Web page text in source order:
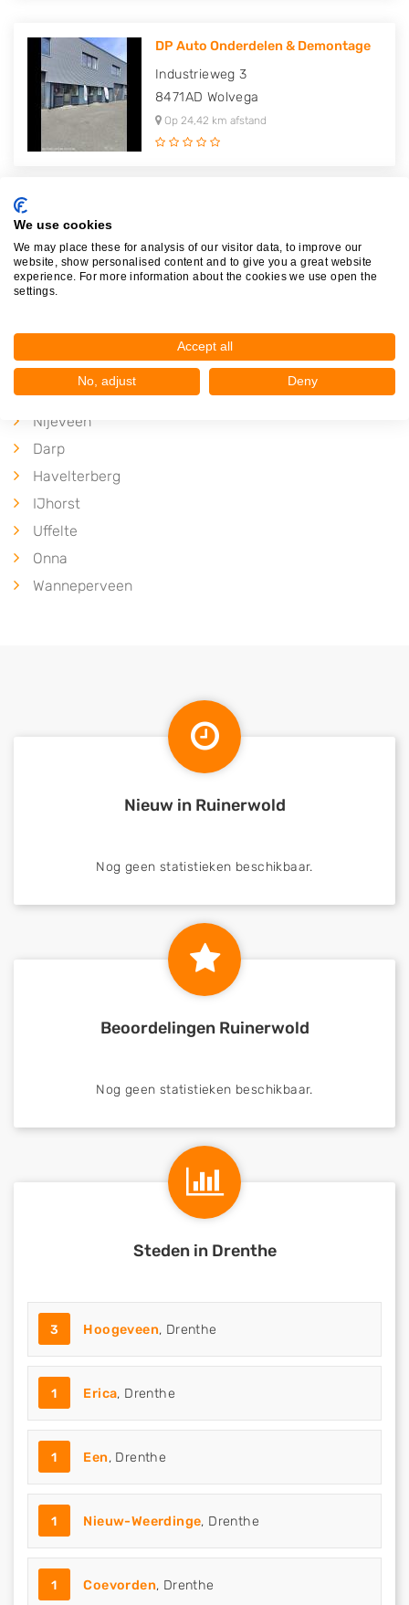
DP Auto Onderdelen & Demontage
Industrieweg 3
8471AD Wolvega
Op 24,42 km afstand
Plaatsen in de buurt
Rogat
Meppel
Koekange
Havelte
Nijeveen
Darp
Havelterberg
IJhorst
Uffelte
Onna
Wanneperveen
Nieuw in Ruinerwold
Nog geen statistieken beschikbaar.
Beoordelingen Ruinerwold
Nog geen statistieken beschikbaar.
Steden in Drenthe
3 Hoogeveen, Drenthe
1 Erica, Drenthe
1 Een, Drenthe
1 Nieuw-Weerdinge, Drenthe
1 Coevorden, Drenthe
We use cookies
We may place these for analysis of our visitor data, to improve our
website, show personalised content and to give you a great website
experience. For more information about the cookies we use open the
settings.
Accept all
No, adjust Deny